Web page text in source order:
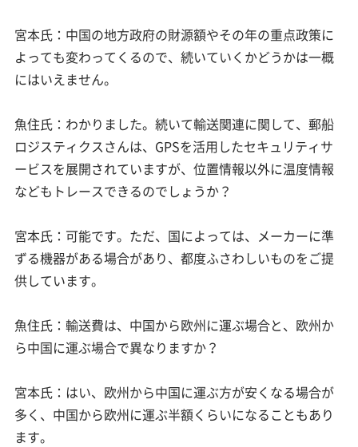
宮本氏：中国の地方政府の財源額やその年の重点政策に
よっても変わってくるので、続いていくかどうかは一概
にはいえません。
魚住氏：わかりました。続いて輸送関連に関して、郵船
ロジスティクスさんは、GPSを活用したセキュリティサ
ービスを展開されていますが、位置情報以外に温度情報
などもトレースできるのでしょうか？
宮本氏：可能です。ただ、国によっては、メーカーに準
ずる機器がある場合があり、都度ふさわしいものをご提
供しています。
魚住氏：輸送費は、中国から欧州に運ぶ場合と、欧州か
ら中国に運ぶ場合で異なりますか？
宮本氏：はい、欧州から中国に運ぶ方が安くなる場合が
多く、中国から欧州に運ぶ半額くらいになることもあり
ます。